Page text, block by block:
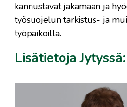
kannustavat jakamaan ja
työsuojelun tarkistus- ja
työpaikoilla.
Lisätietoja Jytyssä: